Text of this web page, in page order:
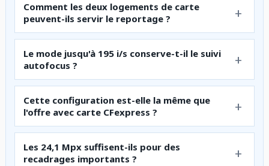
Comment les deux logements de carte
peuvent-ils servir le reportage ?
Le mode jusqu'à 195 i/s conserve-t-il le suivi
autofocus ?
Cette configuration est-elle la même que
l'offre avec carte CFexpress ?
Les 24,1 Mpx suffisent-ils pour des
recadrages importants ?